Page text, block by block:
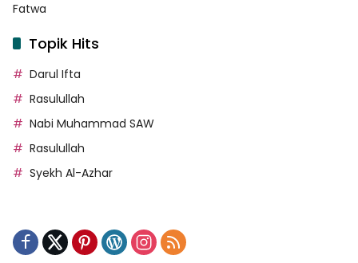
Fatwa
Topik Hits
Darul Ifta
Rasulullah
Nabi Muhammad SAW
Rasulullah
Syekh Al-Azhar